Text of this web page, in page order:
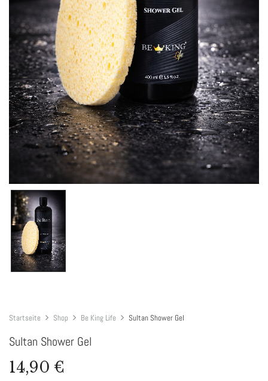
Startseite Shop Be King Life Sultan Shower Gel
Sultan Shower Gel
14,90 €